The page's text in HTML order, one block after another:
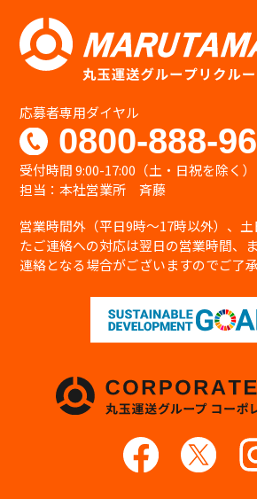
応募者専用ダイヤル
0800-888-
受付時間 9:00-17:00（土・日祝を除く）
担当：本社営業所 斉藤
営業時間外（平日9時〜17時以外）、
たご連絡への対応は翌日の営業時間、
連絡となる場合がございますのでご了承